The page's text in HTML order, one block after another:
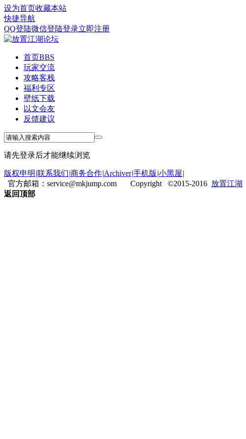
设为首页收藏本站
快捷导航
QQ登陆微信登陆登录立即注册
首页BBS
玩家交流
攻略客栈
福利专区
壁纸下载
以文会友
反馈建议
请先登录后才能继续浏览
版权申明 |联系我们|商务合作|Archiver|手机版 |小黑屋|
官方邮箱：service@mkjump.com Copyright ©2015-2016 放置江湖
返回顶部